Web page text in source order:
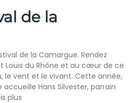
de la
de la Camargue. Rendez
Louis du Rhône et au cœur de ce
le vent et le vivant. Cette année,
Hans Silvester, parrain
plus